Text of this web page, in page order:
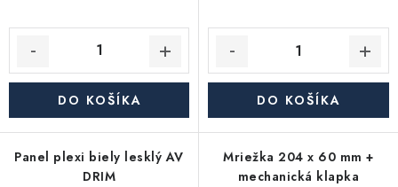
DO KOŠÍKA DO KOŠÍKA
Panel plexi biely lesklý AV
DRIM
Mriežka 204 x 60 mm +
mechanická klapka